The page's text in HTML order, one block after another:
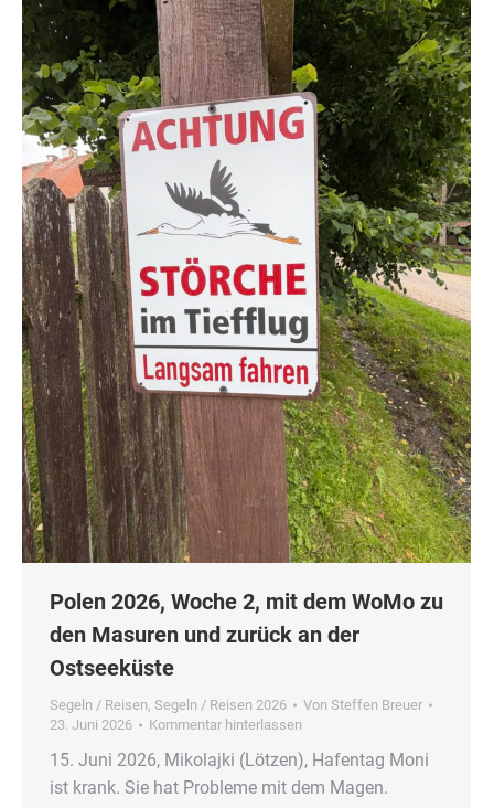
Polen 2026, Woche 2, mit dem WoMo zu
den Masuren und zurück an der
Ostseeküste
Segeln / Reisen, Segeln / Reisen 2026 Von Steffen Breuer
23. Juni 2026
Kommentar hinterlassen
15. Juni 2026, Mikolajki (Lötzen), Hafentag Moni
ist krank. Sie hat Probleme mit dem Magen.